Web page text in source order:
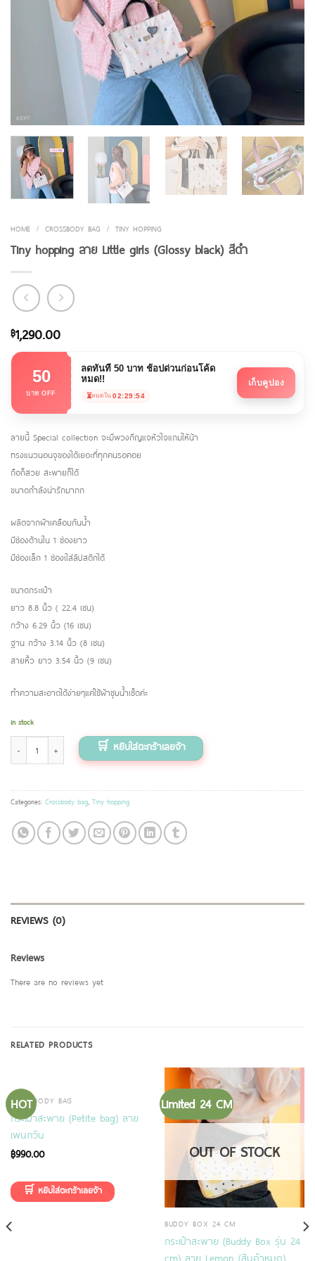
HOME / CROSSBODY BAG / TINY HOPPING
Tiny hopping ลาย Little girls (Glossy black) สีดำ
฿1,290.00
50
บาท OFF
ลดทันที 50 บาท ช้อปด่วนก่อนโค้ด
หมด!!
⏳หมดใน 02:29:54
เก็บคูปอง
ลายนี้ Special collection จะมีพวงกึญแจหัวใจแถมให้น้า
ทรงแนวนอนจุของได้เยอะที่ทุกคนรอคอย
ถือก็สวย สะพายก็ได้
ขนาดกำลังน่ารักมากก
ผลิตจากผ้าเคลือบกันน้ำ
มีช่องด้านใน 1 ช่องยาว
มีช่องเล็ก 1 ช่องเใส่ลิปสติกได้
ขนาดกระเป๋า
ยาว 8.8 นิ้ว ( 22.4 เซน)
กว้าง 6.29 นิ้ว (16 เซน)
ฐาน กว้าง 3.14 นิ้ว (8 เซน)
สายหิ้ว ยาว 3.54 นิ้ว (9 เซน)
ทำความสะอาดได้ง่ายๆแค่ใช้ผ้าชุบน้ำเช็ดค่ะ
In stock
Tiny hopping ลาย Little girls (Glossy black) สีดำ quantity
Categories: Crossbody bag, Tiny hopping
REVIEWS (0)
Reviews
There are no reviews yet
RELATED PRODUCTS
HOT
CROSSBODY BAG
กระเป๋าสะพาย (Petite bag) ลาย
เพนกวิน
฿990.00
Limited 24 CM
OUT OF STOCK
BUDDY BOX 24 CM
กระเป๋าสะพาย (Buddy Box รุ่น 24
cm) ลาย Lemon (สินค้าหมด)